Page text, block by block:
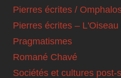
Pierres écrites /
Pierres écrites –
Pragmatismes
Romané Chavé
Sociétés et cultures post-